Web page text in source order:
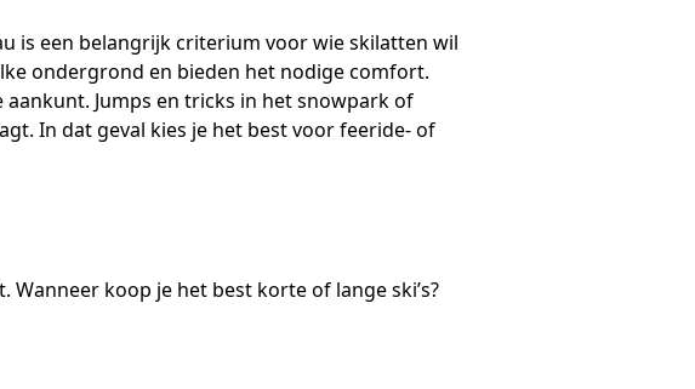
is een belangrijk criterium voor wie skilatten wil
ondergrond en bieden het nodige comfort.
aankunt. Jumps en tricks in het snowpark of
In dat geval kies je het best voor feeride- of
Wanneer koop je het best korte of lange ski’s?